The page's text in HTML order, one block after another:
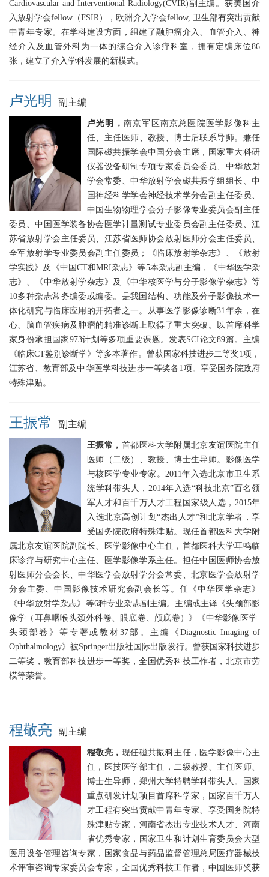
Cardiovascular and Interventional Radiology(CVIR)副主编。获美国介
入放射学会fellow（FSIR），欧洲介入学会fellow, 卫生部有突出贡献
中青年专家。在学科建设方面，组建了融肿瘤介入、血管介入、神
经介入及血管外科为一体的综合介入诊疗科室，拥有定编床位86
张，建立了介入学科发展的新模式。
卢光明 副主编
卢光明， 南京军区南京总医院医学影像科主
任、主任医师、教授、博士后联系导师。兼任
国际磁共振学会中国分会主席，国家重大科研
仪器设备研制专项专家委员会委员、中华放射
学会常委、中华放射学会磁共振学组组长、中
国神经科学学会神经技术学分会副主任委员、
中国生物物理学会分子影像专业委员会副主任
委员、中国医学装备协会医学计量测试专业委员会副主任委员、江
苏省放射学会主任委员、江苏省医师协会放射医师分会主任委员、
全军放射学专业委员会副主任委员；《临床放射学杂志》、《放射
学实践》及《中国CT和MRI杂志》等5本杂志副主编，《中华医学杂
志》、《中华放射学杂志》及《中华核医学与分子影像学杂志》等
10多种杂志常务编委或编委。是我国结构、功能及分子影像技术一
体化研究与临床应用的开拓者之一。从事医学影像诊断31年余，在
心、脑血管疾病及肿瘤的精准诊断上取得了重大突破。以首席科学
家身份承担国家973计划等多项重要课题。发表SCI论文89篇。主编
《临床CT鉴别诊断学》等多本著作。曾获国家科技进步二等奖1项，
江苏省、教育部及中华医学科技进步一等奖各1项。享受国务院政府
特殊津贴。
王振常 副主编
王振常， 首都医科大学附属北京友谊医院主任
医师（二级）、教授、博士生导师。影像医学
与核医学专业专家。2011年入选北京市卫生系
统学科带头人，2014年入选“科技北京”百名领
军人才和百千万人才工程国家级人选，2015年
入选北京高创计划“杰出人才”和北京学者，享
受国务院政府特殊津贴。现任首都医科大学附
属北京友谊医院副院长、医学影像中心主任，首都医科大学耳鸣临
床诊疗与研究中心主任、医学影像学系主任。担任中国医师协会放
射医师分会会长、中华医学会放射学分会常委、北京医学会放射学
分会主委、中国影像技术研究会副会长等。任《中华医学杂志》
《中华放射学杂志》等6种专业杂志副主编。主编或主译《头颈部影
像学（耳鼻咽喉头颈外科卷、眼底卷、颅底卷）》《中华影像医学·
头颈部卷》等专著或教材37部。主编《Diagnostic Imaging of
Ophthalmology》被Springer出版社国际出版发行。曾获国家科技进步
二等奖，教育部科技进步一等奖，全国优秀科技工作者，北京市劳
模等荣誉。
程敬亮 副主编
程敬亮， 现任磁共振科主任，医学影像中心主
任，医技医学部主任，二级教授、主任医师、
博士生导师，郑州大学特聘学科带头人。国家
重点研发计划项目首席科学家，国家百千万人
才工程有突出贡献中青年专家、享受国务院特
殊津贴专家，河南省杰出专业技术人才、河南
省优秀专家，国家卫生和计划生育委员会大型
医用设备管理咨询专家，国家食品与药品监督管理总局医疗器械技
术评审咨询专家委员会专家，全国优秀科技工作者，中国医师奖获